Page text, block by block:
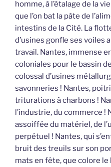
homme, à l’étalage de la
que l’on bat la pâte de
intestins de la Cité. La
d’usines gonfle ses voiles
travail. Nantes, immense
coloniales pour le bassin
colossal d’usines
savonneries ! Nantes,
triturations à charbons !
l’industrie, du commerce !
assoiffée du matériel, de
perpétuel ! Nantes, qui
bruit des treuils sur son
mats en fête, que colore